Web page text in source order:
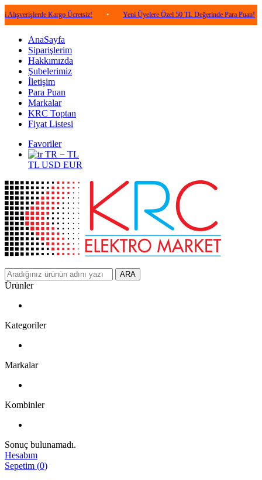
Kargo Ücretsiz! • Yeni Üyelere Özel 50 TL Değerinde Para Puan! •
AnaSayfa
Siparişlerim
Hakkımızda
Şubelerimiz
İletişim
Para Puan
Markalar
KRC Toptan
Fiyat Listesi
Favoriler
TR − TL
TL USD EUR
ARA
Ürünler
Kategoriler
Markalar
Kombinler
Sonuç bulunamadı.
Hesabım
Sepetim (0)